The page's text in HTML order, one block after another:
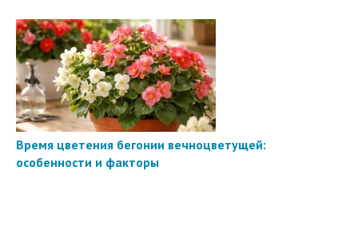
Время цветения бегонии вечноцветущей:
особенности и факторы